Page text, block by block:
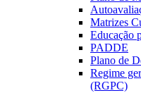
Matrizes
Educação
PADDE
Plano de
Regime
(RGPC)